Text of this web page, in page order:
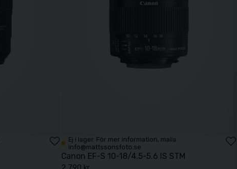
Ej i lager. För mer information, maila
info@mattssonsfoto.se
Canon EF-S 10-18/4.5-5.6 IS STM